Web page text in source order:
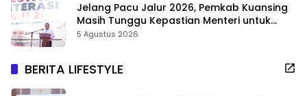
Jelang Pacu Jalur 2026, Pemkab Kuansing
Masih Tunggu Kepastian Menteri untuk
Buka Festival
5 Agustus 2026
BERITA LIFESTYLE